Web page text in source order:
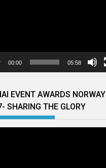
00:00 05:58
EVENT AWARDS NORWAY
SHARING THE GLORY